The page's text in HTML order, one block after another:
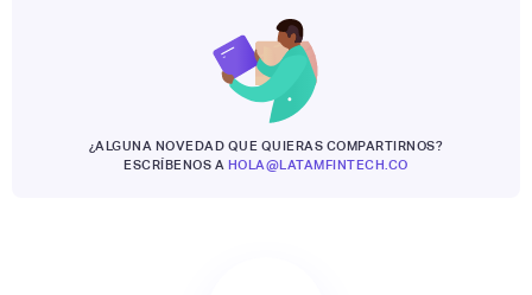
¿ALGUNA NOVEDAD QUE QUIERAS COMPARTIRNOS?
ESCRÍBENOS A HOLA@LATAMFINTECH.CO